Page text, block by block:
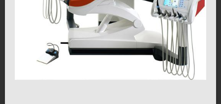
联系我们 网址：http://www.njytp.com.com/
联系我们